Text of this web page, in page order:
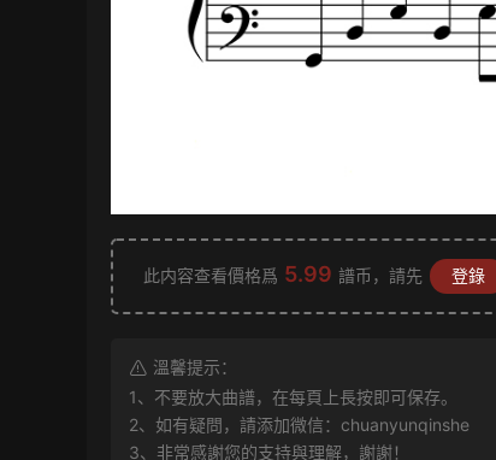
此内容查看價格爲 5.99 譜币，請先 登錄
溫馨提示：
1、不要放大曲譜，在每頁上長按即可保存。
2、如有疑問，請添加微信：chuanyunqinshe
3、非常感謝您的支持與理解，謝謝！